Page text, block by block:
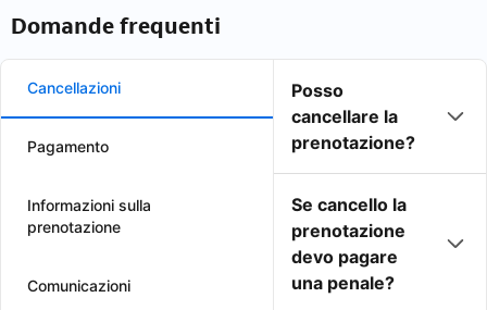
Domande frequenti
Cancellazioni
Pagamento
Informazioni sulla
prenotazione
Comunicazioni
Posso
cancellare la
prenotazione?
Se cancello la
prenotazione
devo pagare
una penale?